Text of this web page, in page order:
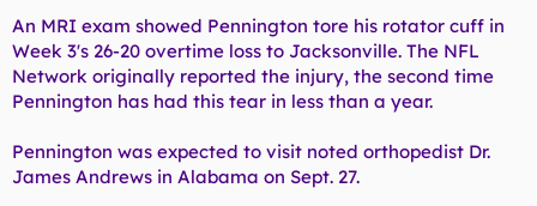
An MRI exam showed Pennington tore his rotator cuff in
Week 3's 26-20 overtime loss to Jacksonville. The NFL
Network originally reported the injury, the second time
Pennington has had this tear in less than a year.
Pennington was expected to visit noted orthopedist Dr.
James Andrews in Alabama on Sept. 27.